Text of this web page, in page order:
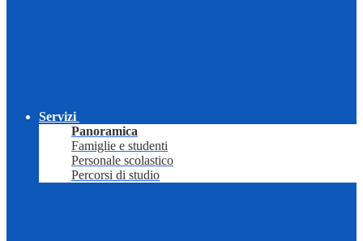
Servizi
Panoramica
Famiglie e studenti
Personale scolastico
Percorsi di studio